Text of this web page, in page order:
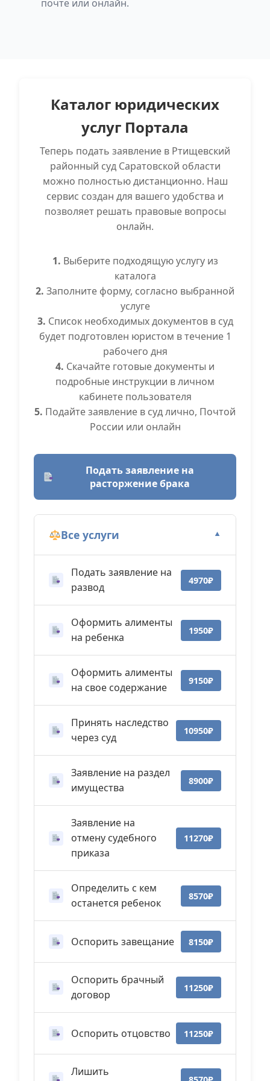
почте или онлайн.
Каталог юридических
услуг Портала
Теперь подать заявление в Ртищевский
районный суд Саратовской области
можно полностью дистанционно. Наш
сервис создан для вашего удобства и
позволяет решать правовые вопросы
онлайн.
1. Выберите подходящую услугу из
каталога
2. Заполните форму, согласно выбранной
услуге
3. Список необходимых документов в суд
будет подготовлен юристом в течение 1
рабочего дня
4. Скачайте готовые документы и
подробные инструкции в личном
кабинете пользователя
5. Подайте заявление в суд лично, Почтой
России или онлайн
Подать заявление на
расторжение брака
Все услуги ▼
Подать заявление на
развод
4970₽
Оформить алименты
на ребенка
1950₽
Оформить алименты
на свое содержание
9150₽
Принять наследство
через суд
10950₽
Заявление на раздел
имущества
8900₽
Заявление на
отмену судебного
приказа
11270₽
Определить с кем
останется ребенок
8570₽
Оспорить завещание 8150₽
Оспорить брачный
договор
11250₽
Оспорить отцовство 11250₽
Лишить